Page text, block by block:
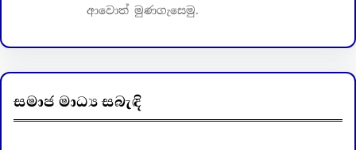
ආවොත් මුණගැසෙමු.
සමාජ මාධ්‍ය සබැඳි